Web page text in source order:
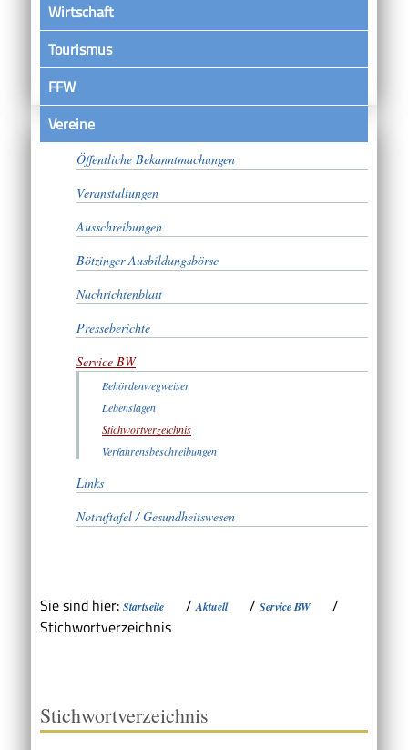
Wirtschaft
Tourismus
FFW
VereineSatzungen
Öffentliche Bekanntmachungen
Veranstaltungen
Ausschreibungen
Bötzinger Ausbildungsbörse
Nachrichtenblatt
Presseberichte
Service BW
Behördenwegweiser
Lebenslagen
Stichwortverzeichnis
Verfahrensbeschreibungen
Links
Notruftafel / Gesundheitswesen
Sie sind hier: Startseite /Aktuell / Service BW
/
Stichwortverzeichnis
Stichwortverzeichnis